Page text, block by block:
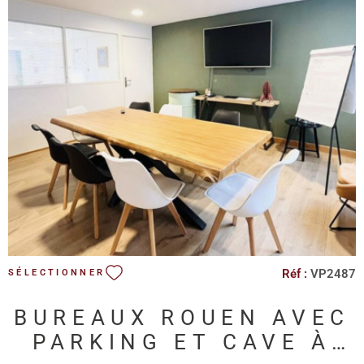
Disponible immédiatement. Ces bureaux séduiront les
entreprises en quête d’un lieu de travail élégant, atypique et
fonctionnel, au cœur d’un environnement architectural unique.
VOIR LE BIEN
SÉLECTIONNER Réf : VP2487
BUREAUX ROUEN AVEC
PARKING ET CAVE À